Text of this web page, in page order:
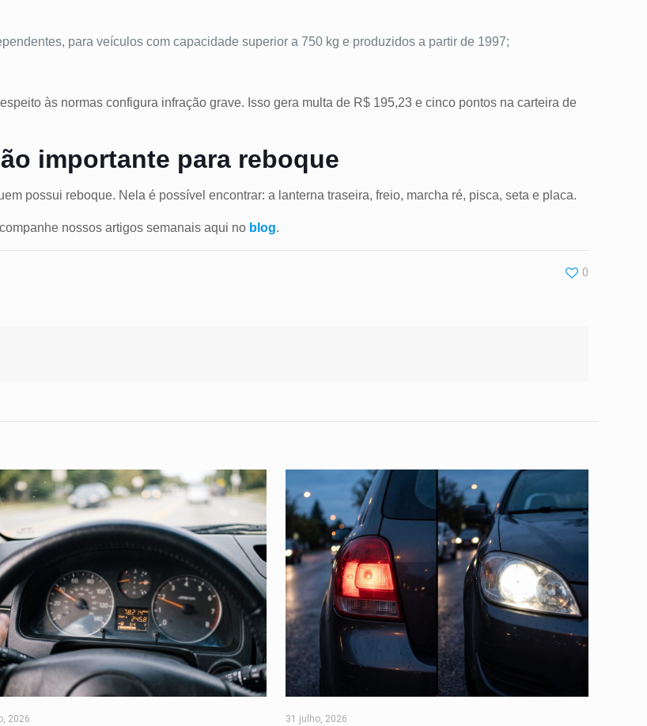
para veículos com capacidade superior a 750 kg e produzidos a partir de 1997;
às normas configura infração grave. Isso gera multa de R$ 195,23 e cinco pontos na carteira de
importante para reboque
possui reboque. Nela é possível encontrar: a lanterna traseira, freio, marcha ré, pisca, seta e placa.
nossos artigos semanais aqui no blog.
0
2026 31 julho, 2026